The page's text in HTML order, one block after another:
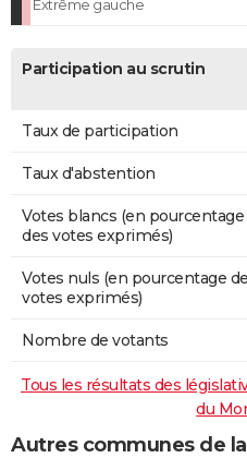
Extrême gauche
Participation au scrutin
Taux de participation
Taux d'abstention
Votes blancs (en pourcentage
des votes exprimés)
Votes nuls (en pourcentage
votes exprimés)
Nombre de votants
Tous les résultats des
du
Autres communes de